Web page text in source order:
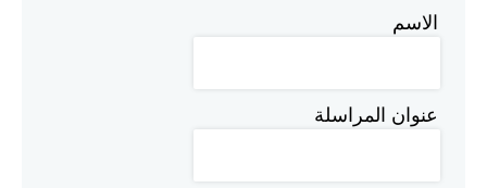
الاسم
عنوان المراسلة